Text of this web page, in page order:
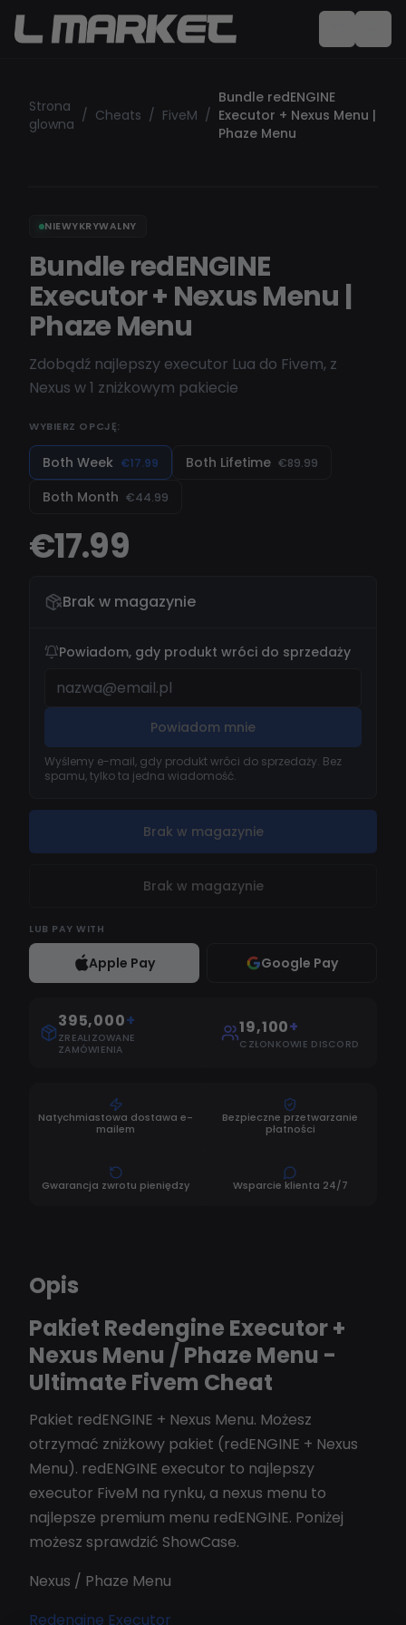
Strona
glowna / Cheats / FiveM /
Bundle redENGINE
Executor + Nexus Menu |
Phaze Menu
NIEWYKRYWALNY
Bundle redENGINE
Executor + Nexus Menu |
Phaze Menu
Zdobądź najlepszy executor Lua do Fivem, z
Nexus w 1 zniżkowym pakiecie
WYBIERZ OPCJĘ:
Both Week €17.99 Both Lifetime €89.99
Both Month €44.99
€17.99
Brak w magazynie
Powiadom, gdy produkt wróci do sprzedaży
Powiadom mnie
Wyślemy e-mail, gdy produkt wróci do sprzedaży. Bez
spamu, tylko ta jedna wiadomość.
Brak w magazynie
Brak w magazynie
LUB PAY WITH
Apple Pay Google Pay
395,000+
ZREALIZOWANE
ZAMÓWIENIA
19,100+
CZŁONKOWIE DISCORD
Natychmiastowa dostawa e-
mailem
Bezpieczne przetwarzanie
płatności
Gwarancja zwrotu pieniędzy Wsparcie klienta 24/7
Opis
Pakiet Redengine Executor +
Nexus Menu / Phaze Menu -
Ultimate Fivem Cheat
Pakiet redENGINE + Nexus Menu. Możesz
otrzymać zniżkowy pakiet (redENGINE + Nexus
Menu). redENGINE executor to najlepszy
executor FiveM na rynku, a nexus menu to
najlepsze premium menu redENGINE. Poniżej
możesz sprawdzić ShowCase.
Nexus / Phaze Menu
Redengine Executor